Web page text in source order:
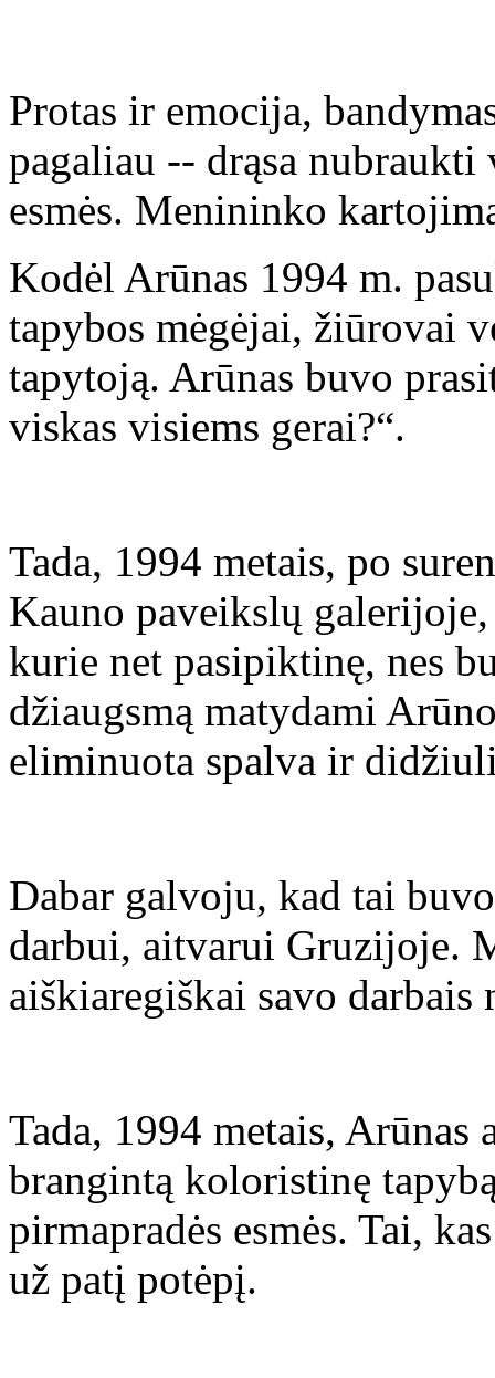
Protas ir emocija,
pagaliau -- drąsa
esmės. Menininko
Kodėl Arūnas 1994 m.
tapybos mėgėjai, žiūrovai
tapytoją. Arūnas buvo
viskas visiems gerai?“.
Tada, 1994 metais, po
Kauno paveikslų
kurie net pasipiktinę, nes
džiaugsmą matydami
eliminuota spalva ir
Dabar galvoju, kad tai
darbui, aitvarui Gruzijoje.
aiškiaregiškai savo darbais
Tada, 1994 metais, Arūnas
brangintą koloristinę
pirmapradės esmės. Tai,
už patį potėpį.